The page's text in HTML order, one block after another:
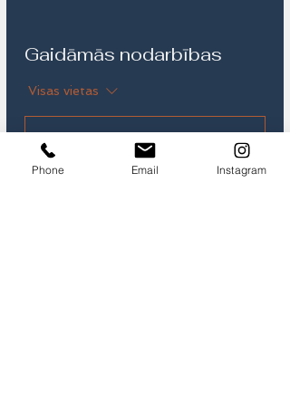
Gaidāmās nodarbības
Visas vietas
Phone Email Instagram